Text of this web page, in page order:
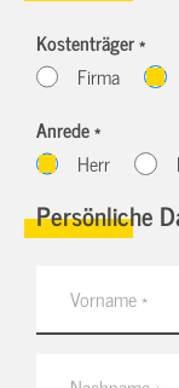
Kostenträger *
Firma
Anrede *
Herr
Persönliche